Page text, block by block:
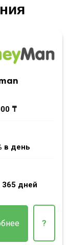
₸
в день
365 дней
?